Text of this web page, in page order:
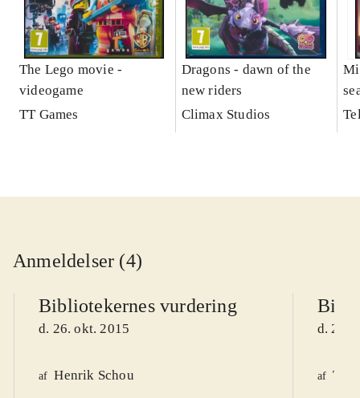
The Lego movie -
videogame
TT Games
Dragons - dawn of the
new riders
Climax Studios
Anmeldelser (4)
Bibliotekernes vurdering
d. 26. okt. 2015
af Henrik Schou
d. 26.
af